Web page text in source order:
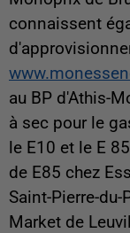
connaissent
au BP d'Athis-
à sec pour le
le E10 et le E
de E85 chez
Saint-Pierre-
Market de